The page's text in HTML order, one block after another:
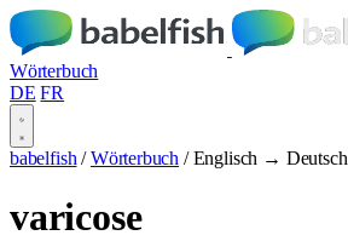
Wörterbuch
DE FR
babelfish / Wörterbuch / Englisch → Deutsch
varicose